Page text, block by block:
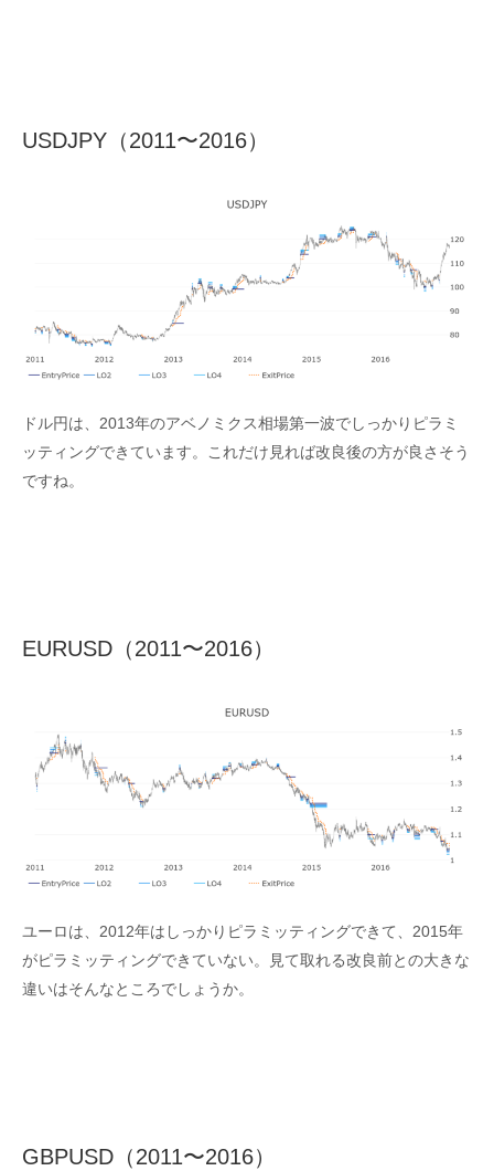
USDJPY（2011〜2016）
ドル円は、2013年のアベノミクス相場第一波でしっかりピラミ
ッティングできています。これだけ見れば改良後の方が良さそう
ですね。
EURUSD（2011〜2016）
ユーロは、2012年はしっかりピラミッティングできて、2015年
がピラミッティングできていない。見て取れる改良前との大きな
違いはそんなところでしょうか。
GBPUSD（2011〜2016）